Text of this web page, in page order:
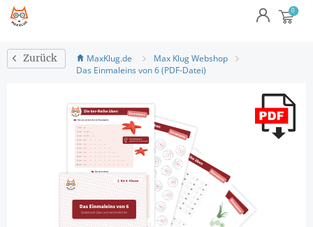
Zurück MaxKlug.de
Max Klug Webshop
Das Einmaleins von 6 (PDF-Datei)